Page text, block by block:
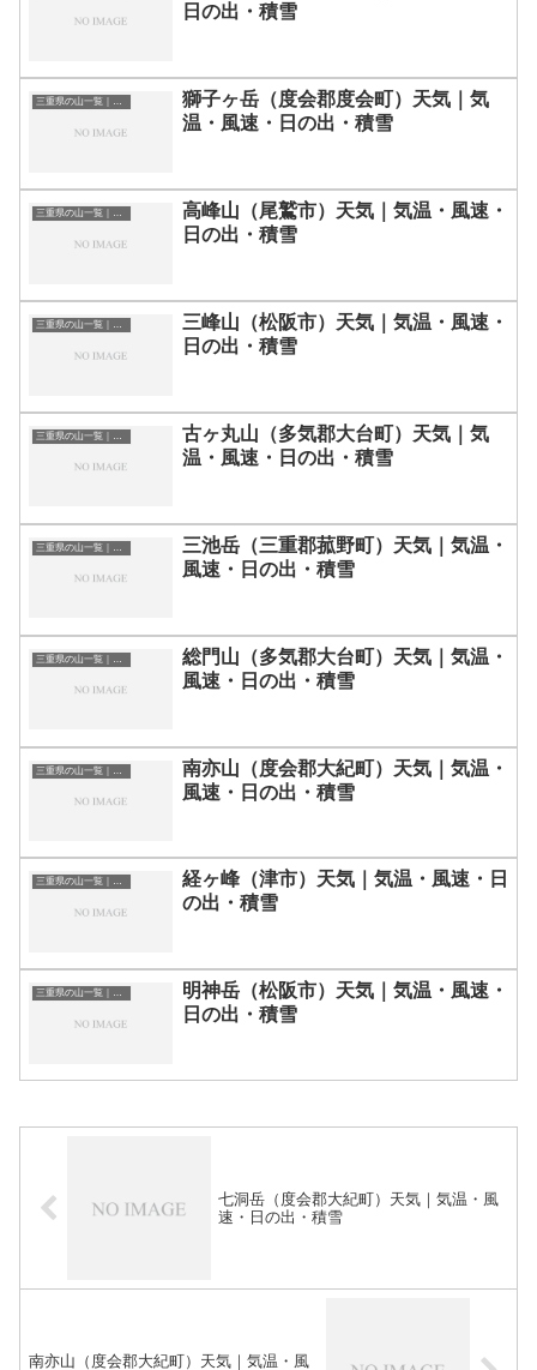
日の出・積雪
三重県の山一覧｜標高順・標高の高い山ランキング
獅子ヶ岳（度会郡度会町）天気｜気
温・風速・日の出・積雪
三重県の山一覧｜標高順・標高の高い山ランキング
高峰山（尾鷲市）天気｜気温・風速・
日の出・積雪
三重県の山一覧｜標高順・標高の高い山ランキング
三峰山（松阪市）天気｜気温・風速・
日の出・積雪
三重県の山一覧｜標高順・標高の高い山ランキング
古ヶ丸山（多気郡大台町）天気｜気
温・風速・日の出・積雪
三池岳（三重郡菰野町）天気｜気温・
風速・日の出・積雪
総門山（多気郡大台町）天気｜気温・
風速・日の出・積雪
南亦山（度会郡大紀町）天気｜気温・
風速・日の出・積雪
三重県の山一覧｜標高順・標高の高い山ランキング
経ヶ峰（津市）天気｜気温・風速・日
の出・積雪
三重県の山一覧｜標高順・標高の高い山ランキング
明神岳（松阪市）天気｜気温・風速・
日の出・積雪
七洞岳（度会郡大紀町）天気｜気温・風
速・日の出・積雪
南亦山（度会郡大紀町）天気｜気温・風